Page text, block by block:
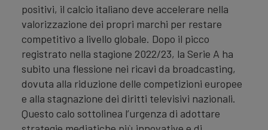
positivi, il calcio italiano deve accelerare nella
valorizzazione dei propri marchi per restare
competitivo a livello globale. Dopo il picco
registrato nella stagione 2022/23, la Serie A ha
subito una flessione nei ricavi da broadcasting,
dovuta alla riduzione delle competizioni europee
e alla stagnazione dei diritti televisivi nazionali.
Questo calo sottolinea l’urgenza di adottare